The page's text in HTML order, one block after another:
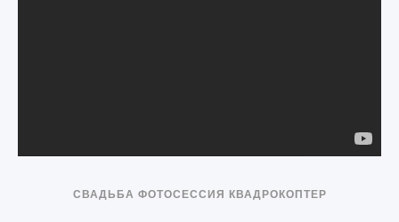
СВАДЬБА ФОТОСЕССИЯ КВАДРОКОПТЕР